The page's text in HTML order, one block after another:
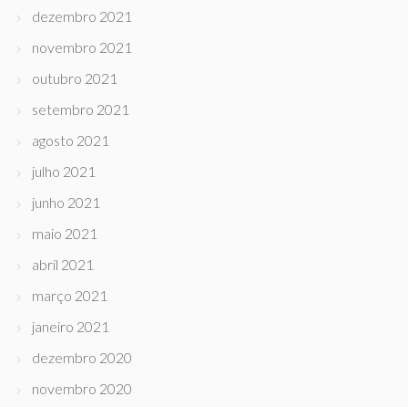
dezembro 2021
novembro 2021
outubro 2021
setembro 2021
agosto 2021
julho 2021
junho 2021
maio 2021
abril 2021
março 2021
janeiro 2021
dezembro 2020
novembro 2020